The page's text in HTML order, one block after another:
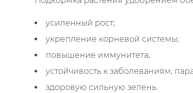
усиленный рост;
укрепление корневой системы;
повышение иммунитета;
устойчивость к заболеваниям,
здоровую сильную зелень.